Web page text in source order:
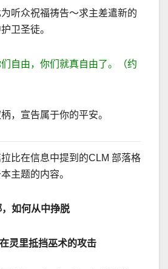
听众祝福祷告～求主差遣新的
卫圣徒。
自由，你们就真自由了。（约
，宣告属于你的平安。
比在信息中提到的CLM 部落格
主题的内容。
如何从中挣脱
在灵里抵挡巫术的攻击